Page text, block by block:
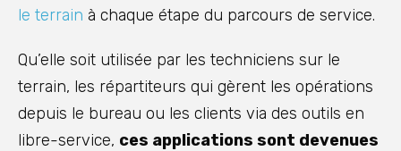
le terrain à chaque étape du parcours de service.
Qu’elle soit utilisée par les techniciens sur le
terrain, les répartiteurs qui gèrent les opérations
depuis le bureau ou les clients via des outils en
libre-service, ces applications sont devenues